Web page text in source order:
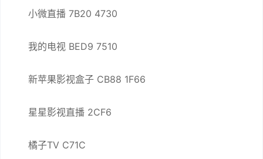
小微直播 7B20 4730
我的电视 BED9 7510
新苹果影视盒子 CB88 1F66
星星影视直播 2CF6
橘子TV C71C